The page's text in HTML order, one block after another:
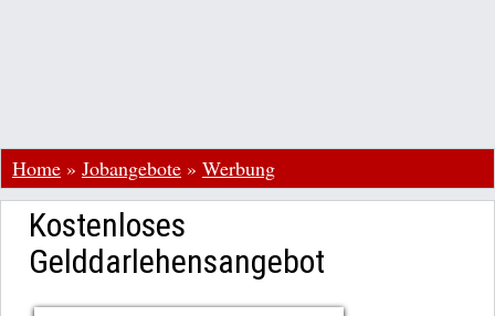
Home » Jobangebote » Werbung
Kostenloses
Gelddarlehensangebot